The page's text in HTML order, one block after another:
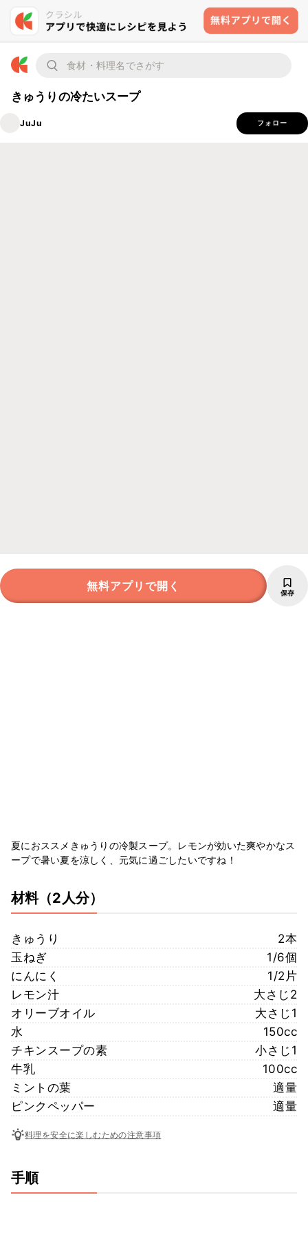
きゅうりの冷たいスープ
JuJu フォロー
無料アプリで開く 保存
夏におススメきゅうりの冷製スープ。レモンが効いた爽やかなス
ープで暑い夏を涼しく、元気に過ごしたいですね！
材料（2人分）
きゅうり
2本
玉ねぎ
1/6個
にんにく
1/2片
レモン汁
大さじ2
オリーブオイル
大さじ1
水
150cc
チキンスープの素
小さじ1
牛乳
100cc
ミントの葉
適量
ピンクペッパー
適量
料理を安全に楽しむための注意事項
手順